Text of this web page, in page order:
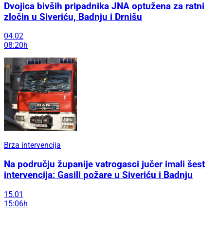
Dvojica bivših pripadnika JNA optužena za ratni
zločin u Siveriću, Badnju i Drnišu
04.02
08:20h
Brza intervencija
Na području županije vatrogasci jučer imali šest
intervencija: Gasili požare u Siveriću i Badnju
15.01
15:06h